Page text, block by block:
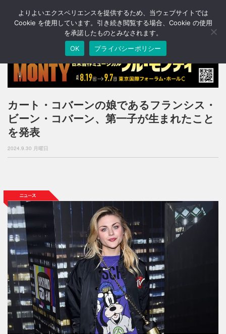
T
o
n
a
v
g
a
n
カート・コバーンの娘であるフランシス・
ビーン・コバーン、第一子が生まれたこと
を発表
2024.9.30 月曜日
よりよいエクスペリエンスを提供するため、当ウェブサイトでは
Cookie を使用しています。引き続き閲覧する場合、Cookie の使用
を承諾したものとみなされます。
OK
プライバシーポリシー